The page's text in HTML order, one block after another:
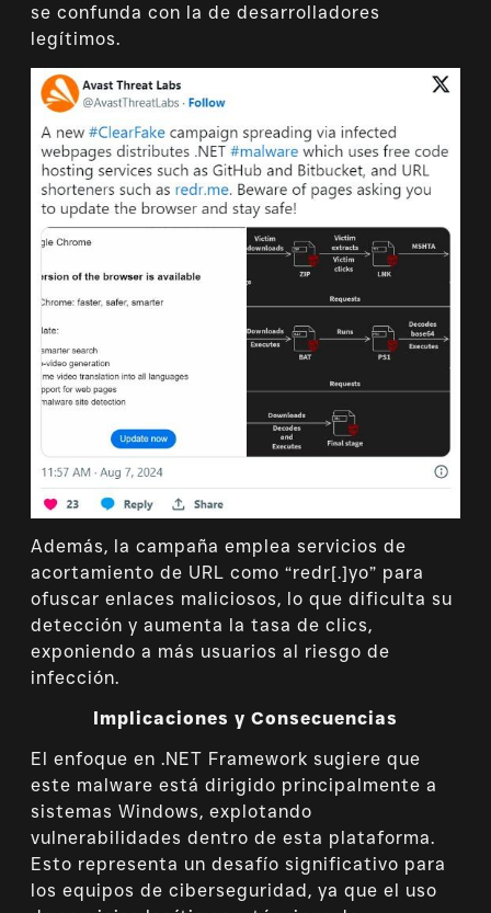
se confunda con la de desarrolladores
legítimos.
Además, la campaña emplea servicios de
acortamiento de URL como “redr[.]yo” para
ofuscar enlaces maliciosos, lo que dificulta su
detección y aumenta la tasa de clics,
exponiendo a más usuarios al riesgo de
infección.
Implicaciones y Consecuencias
El enfoque en .NET Framework sugiere que
este malware está dirigido principalmente a
sistemas Windows, explotando
vulnerabilidades dentro de esta plataforma.
Esto representa un desafío significativo para
los equipos de ciberseguridad, ya que el uso